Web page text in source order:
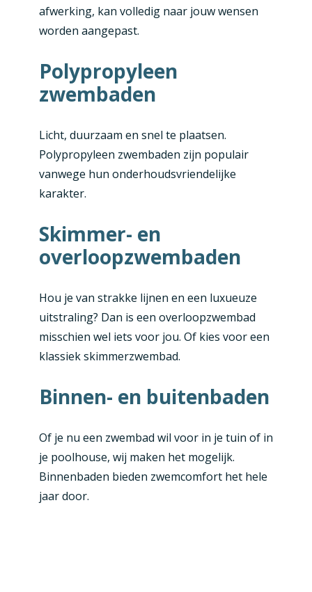
afwerking, kan volledig naar jouw wensen
worden aangepast.
Polypropyleen
zwembaden
Licht, duurzaam en snel te plaatsen.
Polypropyleen zwembaden zijn populair
vanwege hun onderhoudsvriendelijke
karakter.
Skimmer- en
overloopzwembaden
Hou je van strakke lijnen en een luxueuze
uitstraling? Dan is een overloopzwembad
misschien wel iets voor jou. Of kies voor een
klassiek skimmerzwembad.
Binnen- en buitenbaden
Of je nu een zwembad wil voor in je tuin of in
je poolhouse, wij maken het mogelijk.
Binnenbaden bieden zwemcomfort het hele
jaar door.